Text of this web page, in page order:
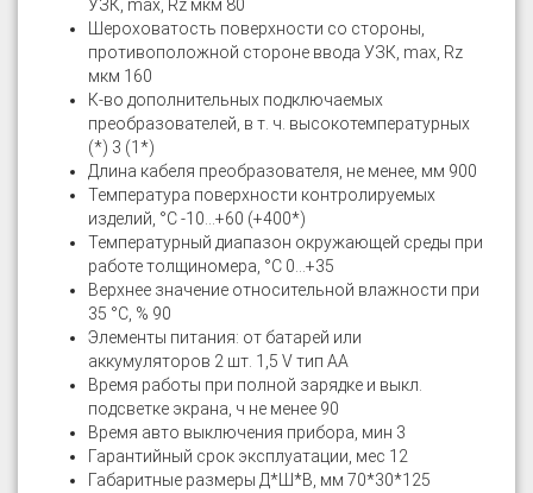
УЗК, max, Rz мкм 80
Шероховатость поверхности со стороны,
противоположной стороне ввода УЗК, max, Rz
мкм 160
К-во дополнительных подключаемых
преобразователей, в т. ч. высокотемпературных
(*) 3 (1*)
Длина кабеля преобразователя, не менее, мм 900
Температура поверхности контролируемых
изделий, °С -10…+60 (+400*)
Температурный диапазон окружающей среды при
работе толщиномера, °С 0…+35
Верхнее значение относительной влажности при
35 °С, % 90
Элементы питания: от батарей или
аккумуляторов 2 шт. 1,5 V тип АА
Время работы при полной зарядке и выкл.
подсветке экрана, ч не менее 90
Время авто выключения прибора, мин 3
Гарантийный срок эксплуатации, мес 12
Габаритные размеры Д*Ш*В, мм 70*30*125